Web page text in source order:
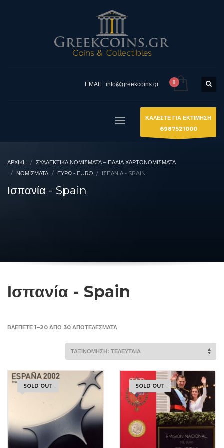
EMAIL: info@greekcoins.gr
ΚΑΛΕΣΤΕ ΓΙΑ ΕΚΤΙΜΗΣΗ
6987521000
ΑΡΧΙΚΉ
ΣΥΛΛΕΚΤΙΚΆ ΝΟΜΊΣΜΑΤΑ – ΠΑΛΙΆ ΧΑΡΤΟΝΟΜΊΣΜΑΤΑ
ΝΟΜΙΣΜΑΤΑ
ΕΥΡΏ - EURO ΙΣΠΑΝΊΑ - SPAIN
Ισπανία - Spain
Ισπανία - Spain
ΒΛΈΠΕΤΕ 1–20 ΑΠΌ 30 ΑΠΟΤΕΛΈΣΜΑΤΑ
LATEST
SOLD OUT SOLD OUT